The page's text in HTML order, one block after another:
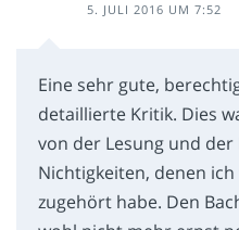
5. JULI 2016 UM 7:52
Eine sehr gute,
detaillierte Kritik. Dies
von der Lesung und
Nichtigkeiten, denen
zugehört habe. Den